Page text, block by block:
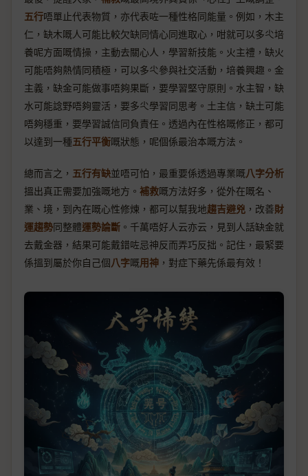
五行唔單止代表物質，亦代表咗一種性格同能量。例如，木主
仁，缺木嘅人可能比較欠缺同情心同進取心，咁就可以多尐培
養呢方面嘅情操，主動去關心人，學習新技能。火主禮，缺火
可能唔夠熱情同積極，可以多尐參與社交活動，培養興趣。金
主義，缺金可能做事唔夠果斷，要學習堅守原則。水主智，缺
水可能諗野唔夠靈活，要多尐學習同思考。土主信，缺土可能
唔夠穩重，要學習誠信同負責任。透過內在性格嘅修正，都可
以達到一種五行平衡嘅狀態，呢個係最治本嘅方法。
總而言之， 五行有缺並唔可怕，最重要係透過專業嘅八字分析
搵出真正需要加強嘅地方。 補救嘅方法好多，從外在嘅名、
業、境，到內在嘅心性修煉，都可以幫我地趨吉避兇 ，改善財
運趨勢同整體運勢論斷 。千萬唔好人云亦云，見到人話缺金就
去戴金器，結果可能戴錯咗忌神反而弄巧反拙。記住，最緊要
係搵到屬於你自己個八字嘅用神 ，對症下藥先係最有效！